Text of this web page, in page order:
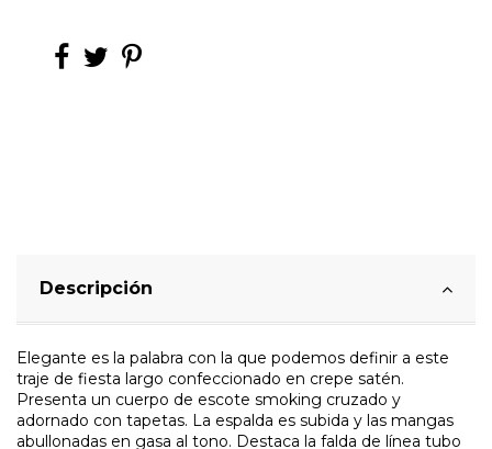
Descripción
Elegante es la palabra con la que podemos definir a este
traje de fiesta largo confeccionado en crepe satén.
Presenta un cuerpo de escote smoking cruzado y
adornado con tapetas. La espalda es subida y las mangas
abullonadas en gasa al tono. Destaca la falda de línea tubo